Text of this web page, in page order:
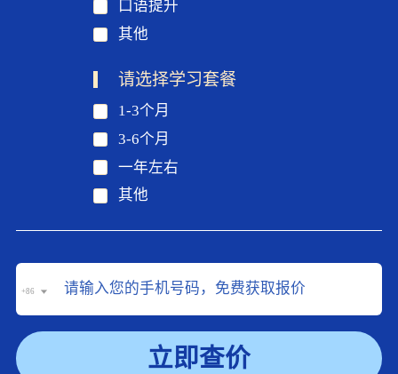
口语提升
其他
请选择学习套餐
1-3个月
3-6个月
一年左右
其他
+86
立即查价